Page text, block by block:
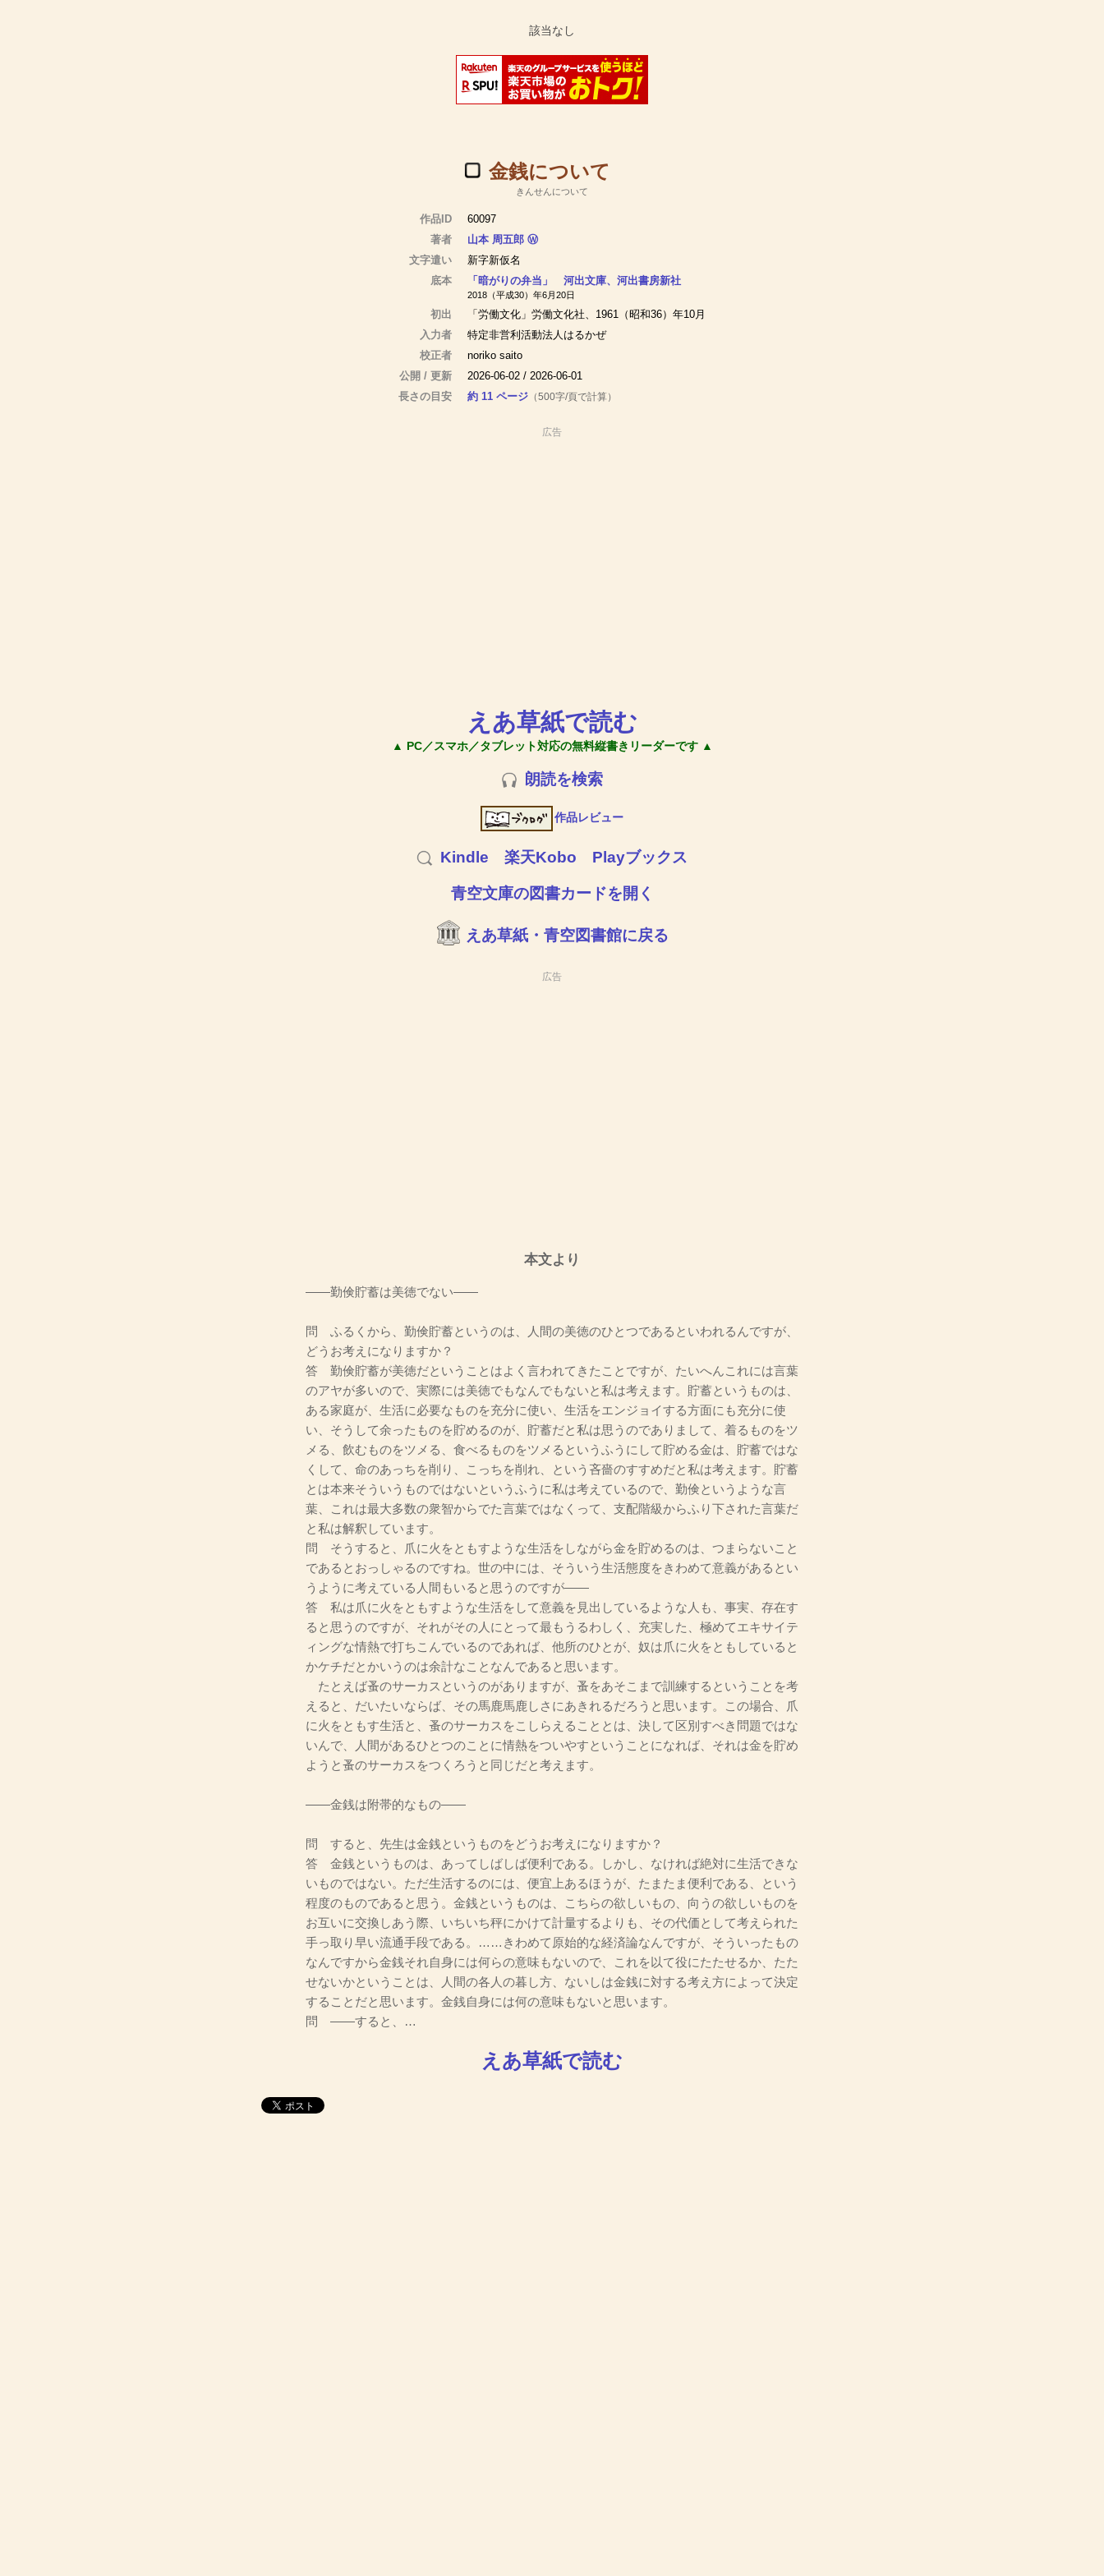
金銭について
きんせんについて
作品ID
60097
著者
山本 周五郎 Ⓦ
文字遣い
新字新仮名
底本
「暗がりの弁当」 河出文庫、河出書房新社
2018（平成30）年6月20日
初出
「労働文化」労働文化社、1961（昭和36）年10月
入力者
特定非営利活動法人はるかぜ
校正者
noriko saito
公開 / 更新
2026-06-02 / 2026-06-01
長さの目安
約 11 ページ （500字/頁で計算）
広告
えあ草紙で読む
▲ PC／スマホ／タブレット対応の無料縦書きリーダーです ▲
朗読を検索
作品レビュー
Kindle 楽天Kobo Playブックス
青空文庫の図書カードを開く
えあ草紙・青空図書館に戻る
広告
本文より
――勤倹貯蓄は美徳でない――
問 ふるくから、勤倹貯蓄というのは、人間の美徳のひとつであるといわれるんですが、
どうお考えになりますか？
答 勤倹貯蓄が美徳だということはよく言われてきたことですが、たいへんこれには言葉
のアヤが多いので、実際には美徳でもなんでもないと私は考えます。貯蓄というものは、
ある家庭が、生活に必要なものを充分に使い、生活をエンジョイする方面にも充分に使
い、そうして余ったものを貯めるのが、貯蓄だと私は思うのでありまして、着るものをツ
メる、飲むものをツメる、食べるものをツメるというふうにして貯める金は、貯蓄ではな
くして、命のあっちを削り、こっちを削れ、という吝嗇のすすめだと私は考えます。貯蓄
とは本来そういうものではないというふうに私は考えているので、勤倹というような言
葉、これは最大多数の衆智からでた言葉ではなくって、支配階級からふり下された言葉だ
と私は解釈しています。
問 そうすると、爪に火をともすような生活をしながら金を貯めるのは、つまらないこと
であるとおっしゃるのですね。世の中には、そういう生活態度をきわめて意義があるとい
うように考えている人間もいると思うのですが――
答 私は爪に火をともすような生活をして意義を見出しているような人も、事実、存在す
ると思うのですが、それがその人にとって最もうるわしく、充実した、極めてエキサイテ
ィングな情熱で打ちこんでいるのであれば、他所のひとが、奴は爪に火をともしていると
かケチだとかいうのは余計なことなんであると思います。
たとえば蚤のサーカスというのがありますが、蚤をあそこまで訓練するということを考
えると、だいたいならば、その馬鹿馬鹿しさにあきれるだろうと思います。この場合、爪
に火をともす生活と、蚤のサーカスをこしらえることとは、決して区別すべき問題ではな
いんで、人間があるひとつのことに情熱をついやすということになれば、それは金を貯め
ようと蚤のサーカスをつくろうと同じだと考えます。
――金銭は附帯的なもの――
問 すると、先生は金銭というものをどうお考えになりますか？
答 金銭というものは、あってしばしば便利である。しかし、なければ絶対に生活できな
いものではない。ただ生活するのには、便宜上あるほうが、たまたま便利である、という
程度のものであると思う。金銭というものは、こちらの欲しいもの、向うの欲しいものを
お互いに交換しあう際、いちいち秤にかけて計量するよりも、その代価として考えられた
手っ取り早い流通手段である。……きわめて原始的な経済論なんですが、そういったもの
なんですから金銭それ自身には何らの意味もないので、これを以て役にたたせるか、たた
せないかということは、人間の各人の暮し方、ないしは金銭に対する考え方によって決定
することだと思います。金銭自身には何の意味もないと思います。
問 ――すると、…
えあ草紙で読む